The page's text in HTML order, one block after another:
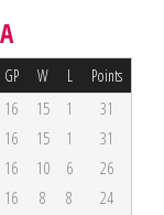
GP W L Points
16 15 1
31
16 15 1
31
16 10 6
26
16 8 8
24